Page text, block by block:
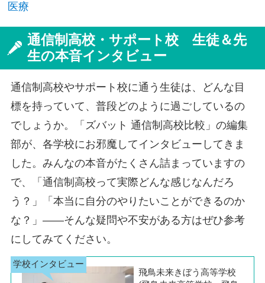
医療
通信制高校・サポート校 生徒＆先
生の本音インタビュー
通信制高校やサポート校に通う生徒は、どんな目
標を持っていて、普段どのように過ごしているの
でしょうか。「ズバット 通信制高校比較」の編集
部が、各学校にお邪魔してインタビューしてきま
した。みんなの本音がたくさん詰まっていますの
で、「通信制高校って実際どんな感じなんだろ
う？」「本当に自分のやりたいことができるのか
な？」――そんな疑問や不安がある方はぜひ参考
にしてみてください。
飛鳥未来きぼう高等学校